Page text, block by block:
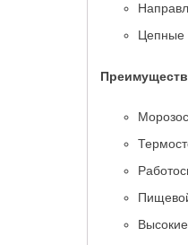
Цепные